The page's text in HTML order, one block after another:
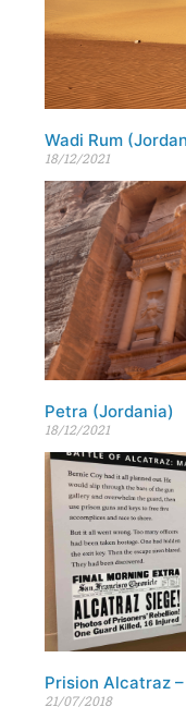
Wadi Rum
18/12/2021
Petra (Jordania)
18/12/2021
Prision Alcatraz
21/07/2018